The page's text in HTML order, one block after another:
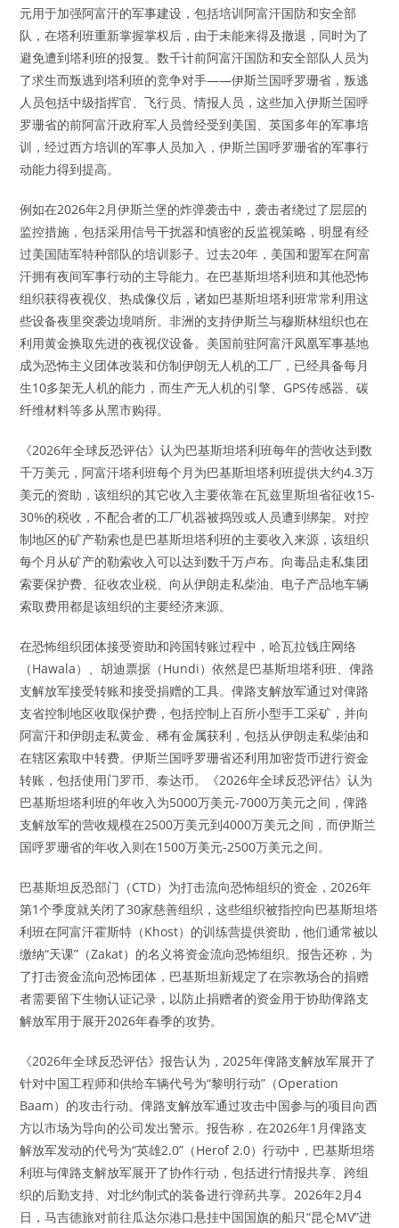
元用于加强阿富汗的军事建设，包括培训阿富汗国防和安全部
队，在塔利班重新掌握掌权后，由于未能来得及撤退，同时为了
避免遭到塔利班的报复。数千计前阿富汗国防和安全部队人员为
了求生而叛逃到塔利班的竞争对手——伊斯兰国呼罗珊省，叛逃
人员包括中级指挥官、飞行员、情报人员，这些加入伊斯兰国呼
罗珊省的前阿富汗政府军人员曾经受到美国、英国多年的军事培
训，经过西方培训的军事人员加入，伊斯兰国呼罗珊省的军事行
动能力得到提高。
例如在2026年2月伊斯兰堡的炸弹袭击中，袭击者绕过了层层的
监控措施，包括采用信号干扰器和慎密的反监视策略，明显有经
过美国陆军特种部队的培训影子。过去20年，美国和盟军在阿富
汗拥有夜间军事行动的主导能力。在巴基斯坦塔利班和其他恐怖
组织获得夜视仪、热成像仪后，诸如巴基斯坦塔利班常常利用这
些设备夜里突袭边境哨所。非洲的支持伊斯兰与穆斯林组织也在
利用黄金换取先进的夜视仪设备。美国前驻阿富汗凤凰军事基地
成为恐怖主义团体改装和仿制伊朗无人机的工厂，已经具备每月
生10多架无人机的能力，而生产无人机的引擎、GPS传感器、碳
纤维材料等多从黑市购得。
《2026年全球反恐评估》认为巴基斯坦塔利班每年的营收达到数
千万美元，阿富汗塔利班每个月为巴基斯坦塔利班提供大约4.3万
美元的资助，该组织的其它收入主要依靠在瓦兹里斯坦省征收15-
30%的税收，不配合者的工厂机器被捣毁或人员遭到绑架。对控
制地区的矿产勒索也是巴基斯坦塔利班的主要收入来源，该组织
每个月从矿产的勒索收入可以达到数千万卢布。向毒品走私集团
索要保护费、征收农业税、向从伊朗走私柴油、电子产品地车辆
索取费用都是该组织的主要经济来源。
在恐怖组织团体接受资助和跨国转账过程中，哈瓦拉钱庄网络
（Hawala）、胡迪票据（Hundi）依然是巴基斯坦塔利班、俾路
支解放军接受转账和接受捐赠的工具。俾路支解放军通过对俾路
支省控制地区收取保护费，包括控制上百所小型手工采矿，并向
阿富汗和伊朗走私黄金、稀有金属获利，包括从伊朗走私柴油和
在辖区索取中转费。伊斯兰国呼罗珊省还利用加密货币进行资金
转账，包括使用门罗币、泰达币。《2026年全球反恐评估》认为
巴基斯坦塔利班的年收入为5000万美元-7000万美元之间，俾路
支解放军的营收规模在2500万美元到4000万美元之间，而伊斯兰
国呼罗珊省的年收入则在1500万美元-2500万美元之间。
巴基斯坦反恐部门（CTD）为打击流向恐怖组织的资金，2026年
第1个季度就关闭了30家慈善组织，这些组织被指控向巴基斯坦塔
利班在阿富汗霍斯特（Khost）的训练营提供资助，他们通常被以
缴纳“天课”（Zakat）的名义将资金流向恐怖组织。报告还称，为
了打击资金流向恐怖团体，巴基斯坦新规定了在宗教场合的捐赠
者需要留下生物认证记录，以防止捐赠者的资金用于协助俾路支
解放军用于展开2026年春季的攻势。
《2026年全球反恐评估》报告认为，2025年俾路支解放军展开了
针对中国工程师和供给车辆代号为“黎明行动”（Operation
Baam）的攻击行动。俾路支解放军通过攻击中国参与的项目向西
方以市场为导向的公司发出警示。报告称，在2026年1月俾路支
解放军发动的代号为“英雄2.0”（Herof 2.0）行动中，巴基斯坦塔
利班与俾路支解放军展开了协作行动，包括进行情报共享、跨组
织的后勤支持、对北约制式的装备进行弹药共享。2026年2月4
日，马吉德旅对前往瓜达尔港口悬挂中国国旗的船只“昆仑MV”进